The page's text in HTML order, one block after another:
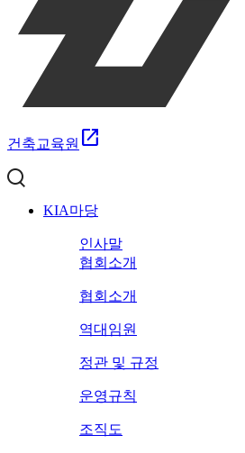
건축교육원 open_in_new
KIA마당
인사말
협회소개
협회소개
역대임원
정관 및 규정
운영규칙
조직도